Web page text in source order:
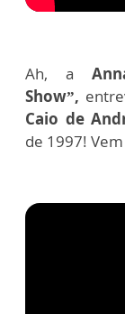
Ah, a
Show”,
Caio de
de 1997!